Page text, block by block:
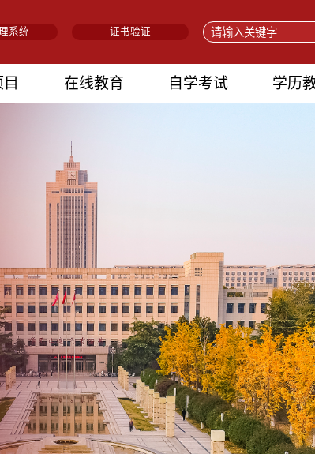
系统 证书验证
在线教育 自学考试 学历